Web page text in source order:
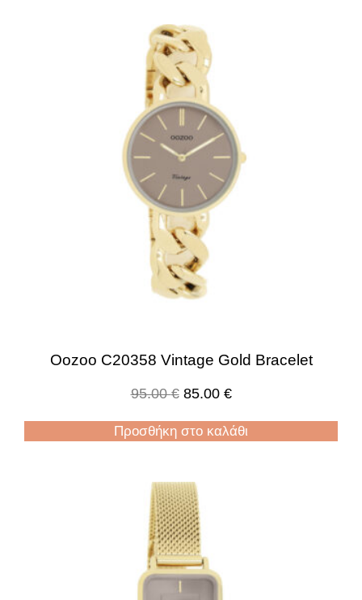
Oozoo C20358 Vintage Gold Bracelet
95.00€ 85.00 €
Προσθήκη στο καλάθι